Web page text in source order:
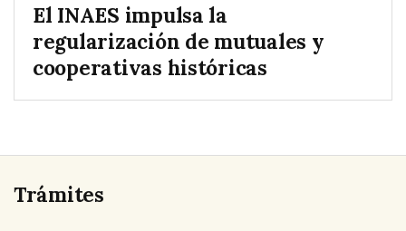
El INAES impulsa la
regularización de mutuales y
cooperativas históricas
Trámites